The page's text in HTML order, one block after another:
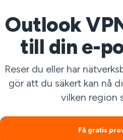
Outlook
till din e-
Reser du eller har
gör att du säkert kan nå
vilken region
Få gratis